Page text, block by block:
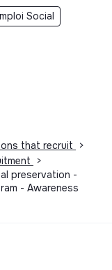
Social
that recruit
>
>
preservation -
- Awareness